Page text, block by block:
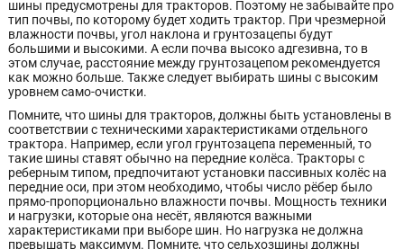
шины предусмотрены для тракторов. Поэтому не забывайте про
тип почвы, по которому будет ходить трактор. При чрезмерной
влажности почвы, угол наклона и грунтозацепы будут
большими и высокими. А если почва высоко адгезивна, то в
этом случае, расстояние между грунтозацепом рекомендуется
как можно больше. Также следует выбирать шины с высоким
уровнем само-очистки.
Помните, что шины для тракторов, должны быть установлены в
соответствии с техническими характеристиками отдельного
трактора. Например, если угол грунтозацепа переменный, то
такие шины ставят обычно на передние колёса. Тракторы с
реберным типом, предпочитают установки пассивных колёс на
передние оси, при этом необходимо, чтобы число рёбер было
прямо-пропорционально влажности почвы. Мощность техники
и нагрузки, которые она несёт, являются важными
характеристиками при выборе шин. Но нагрузка не должна
превышать максимум. Помните, что сельхозшины должны